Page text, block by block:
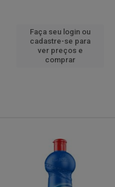
Faça seu login ou
cadastre-se para
ver preços e
comprar